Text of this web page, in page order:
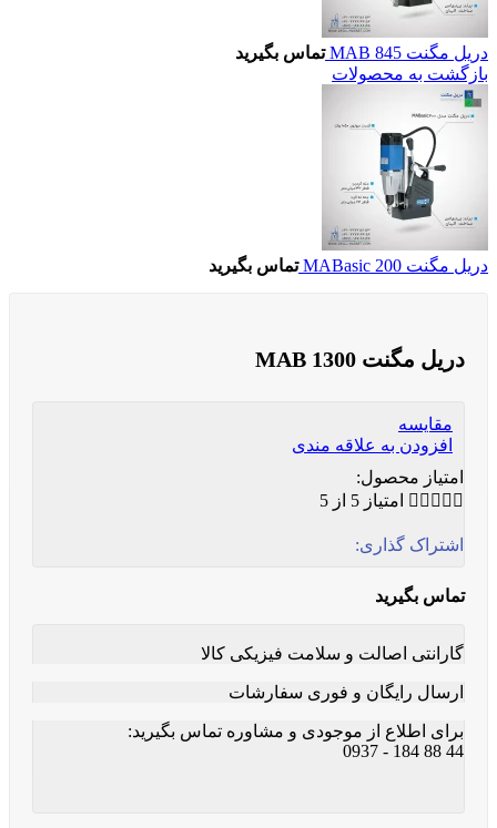
دریل مگنت MAB 845
تماس بگیرید
بازگشت به محصولات
دریل مگنت MABasic 200 تماس بگیرید
دریل مگنت MAB 1300
مقایسه
افزودن به علاقه مندی
امتیاز محصول:
     امتیاز 5 از 5
اشتراک گذاری:
تماس بگیرید
گارانتی اصالت و سلامت فیزیکی کالا
ارسال رایگان و فوری سفارشات
برای اطلاع از موجودی و مشاوره تماس بگیرید:
44 88 184 - 0937